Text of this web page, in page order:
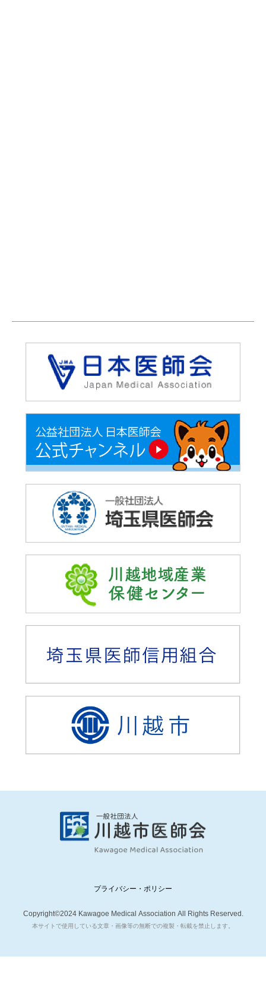
プライバシー・ポリシー
Copyright©2024 Kawagoe Medical Association All Rights Reserved.
本サイトで使用している文章・画像等の無断での複製・転載を禁止します。